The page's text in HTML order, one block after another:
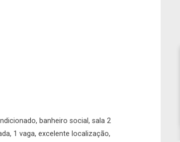
banheiro social, sala 2
1 vaga, excelente localização,